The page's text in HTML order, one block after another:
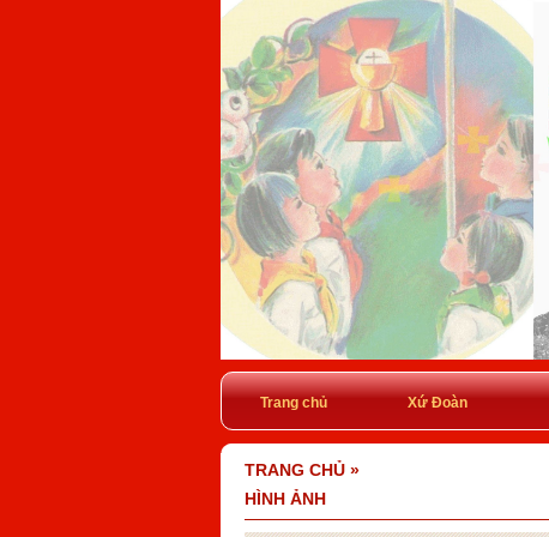
Trang chủ Xứ Đoàn
TRANG CHỦ »
HÌNH ẢNH